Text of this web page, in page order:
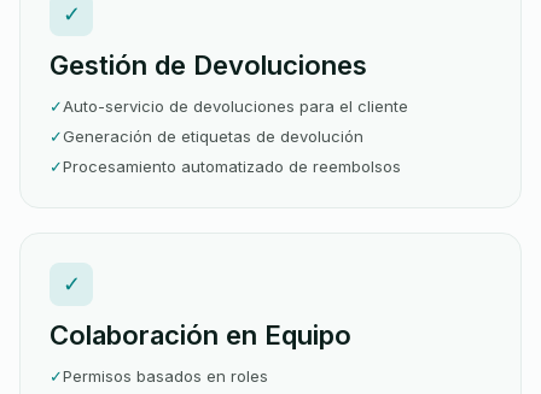
✓
Gestión de Devoluciones
✓Auto-servicio de devoluciones para el cliente
✓Generación de etiquetas de devolución
✓Procesamiento automatizado de reembolsos
✓
Colaboración en Equipo
✓Permisos basados en roles